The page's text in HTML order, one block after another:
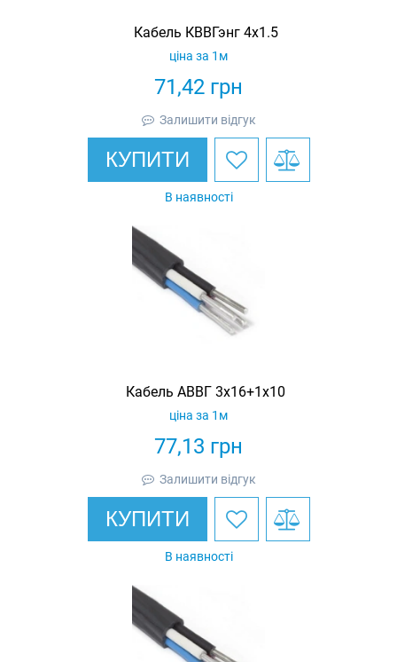
Кабель КВВГэнг 4х1.5
71,42 грн
ціна за 1м
Залишити відгук
КУПИТИ
В наявності
Кабель АВВГ 3х16+1х10
77,13 грн
ціна за 1м
Залишити відгук
КУПИТИ
В наявності